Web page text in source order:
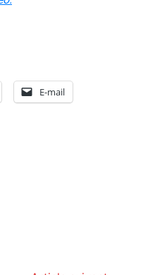
E-mail